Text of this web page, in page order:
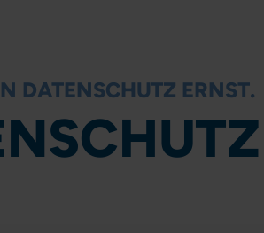
DATENSCHUTZ ERNST.